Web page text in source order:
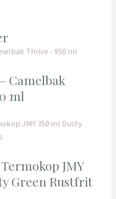
Camelbak
ml
JMY
Green Rustfrit